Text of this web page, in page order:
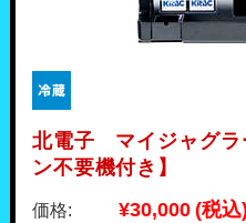
北電子 マイジャグ
ン不要機付き】
価格: ¥30,000(税込)